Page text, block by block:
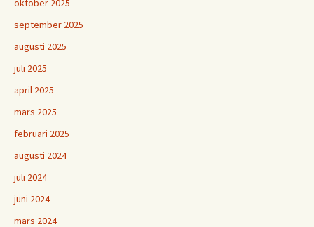
september 2025
augusti 2025
juli 2025
april 2025
mars 2025
februari 2025
augusti 2024
juli 2024
juni 2024
mars 2024